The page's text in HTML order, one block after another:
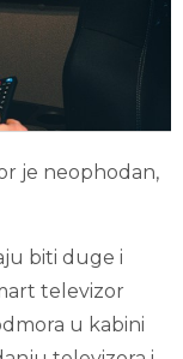
je neophodan,
biti duge i
televizor
u kabini